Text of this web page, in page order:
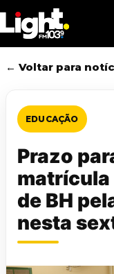
to
main
content
← Voltar para
EDUCAÇÃO
Prazo
matrícula
de BH
nesta